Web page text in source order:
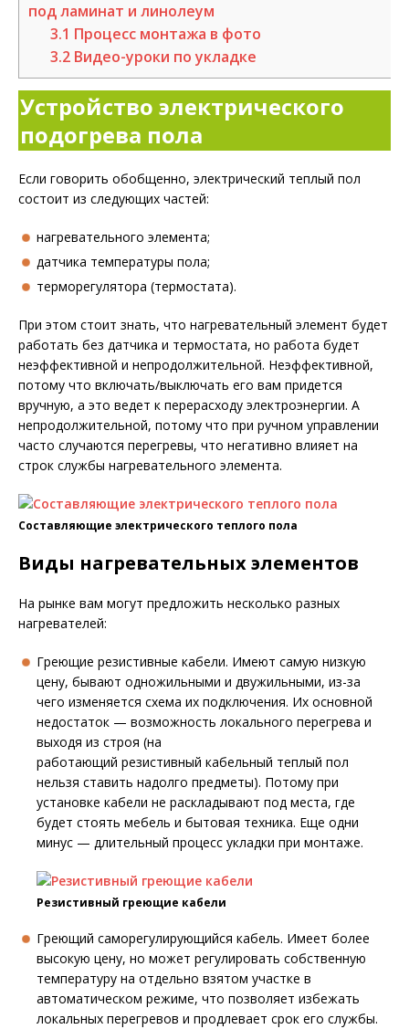
под ламинат и линолеум
3.1 Процесс монтажа в фото
3.2 Видео-уроки по укладке
Устройство электрического
подогрева пола
Если говорить обобщенно, электрический теплый пол
состоит из следующих частей:
нагревательного элемента;
датчика температуры пола;
терморегулятора (термостата).
При этом стоит знать, что нагревательный элемент будет
работать без датчика и термостата, но работа будет
неэффективной и непродолжительной. Неэффективной,
потому что включать/выключать его вам придется
вручную, а это ведет к перерасходу электроэнергии. А
непродолжительной, потому что при ручном управлении
часто случаются перегревы, что негативно влияет на
строк службы нагревательного элемента.
Составляющие электрического теплого пола
Виды нагревательных элементов
На рынке вам могут предложить несколько разных
нагревателей:
Греющие резистивные кабели. Имеют самую низкую
цену, бывают одножильными и двужильными, из-за
чего изменяется схема их подключения. Их основной
недостаток — возможность локального перегрева и
выходя из строя (на
работающий резистивный кабельный теплый пол
нельзя ставить надолго предметы). Потому при
установке кабели не раскладывают под места, где
будет стоять мебель и бытовая техника. Еще одни
минус — длительный процесс укладки при монтаже.
Резистивный греющие кабели
Греющий саморегулирующийся кабель. Имеет более
высокую цену, но может регулировать собственную
температуру на отдельно взятом участке в
автоматическом режиме, что позволяет избежать
локальных перегревов и продлевает срок его службы.